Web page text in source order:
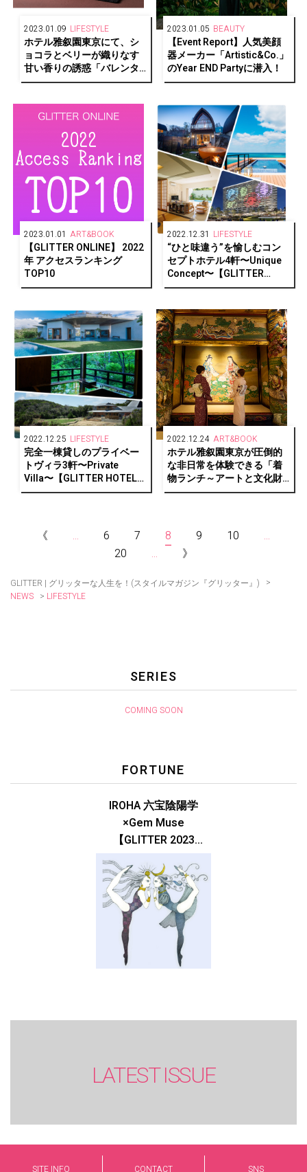
2023.01.09 LIFESTYLE
ホテル雅叙園東京にて、シ
ョコラとベリーが織りなす
甘い香りの誘惑「バレンタ
インアフタヌーンティー」
2023.01.05 BEAUTY
【Event Report】人気美顔
器メーカー「Artistic&Co.」
のYear END Partyに潜入！
2023.01.01 ART&BOOK
【GLITTER ONLINE】 2022
年 アクセスランキング
TOP10
2022.12.31 LIFESTYLE
“ひと味違う”を愉しむコン
セプトホテル4軒〜Unique
Concept〜【GLITTER
HOTELS AWARDS 2022
2022.12.25 LIFESTYLE
完全一棟貸しのプライベー
トヴィラ3軒〜Private
Villa〜【GLITTER HOTELS
AWARDS 2022 1/2】
2022.12.24 ART&BOOK
ホテル雅叙園東京が圧倒的
な非日常を体験できる「着
物ランチ～アートと文化財
見学～」開催
《 ... 6 7 8 9 10
...
20
... 》
GLITTER | グリッターな人生を！(スタイルマガジン『グリッター』)
>
NEWS > LIFESTYLE
SERIES
COMING SOON
FORTUNE
IROHA 六宝陰陽学
×Gem Muse
【GLITTER 2023
SUMMER issue】
LATEST ISSUE
SITE INFO CONTACT SNS